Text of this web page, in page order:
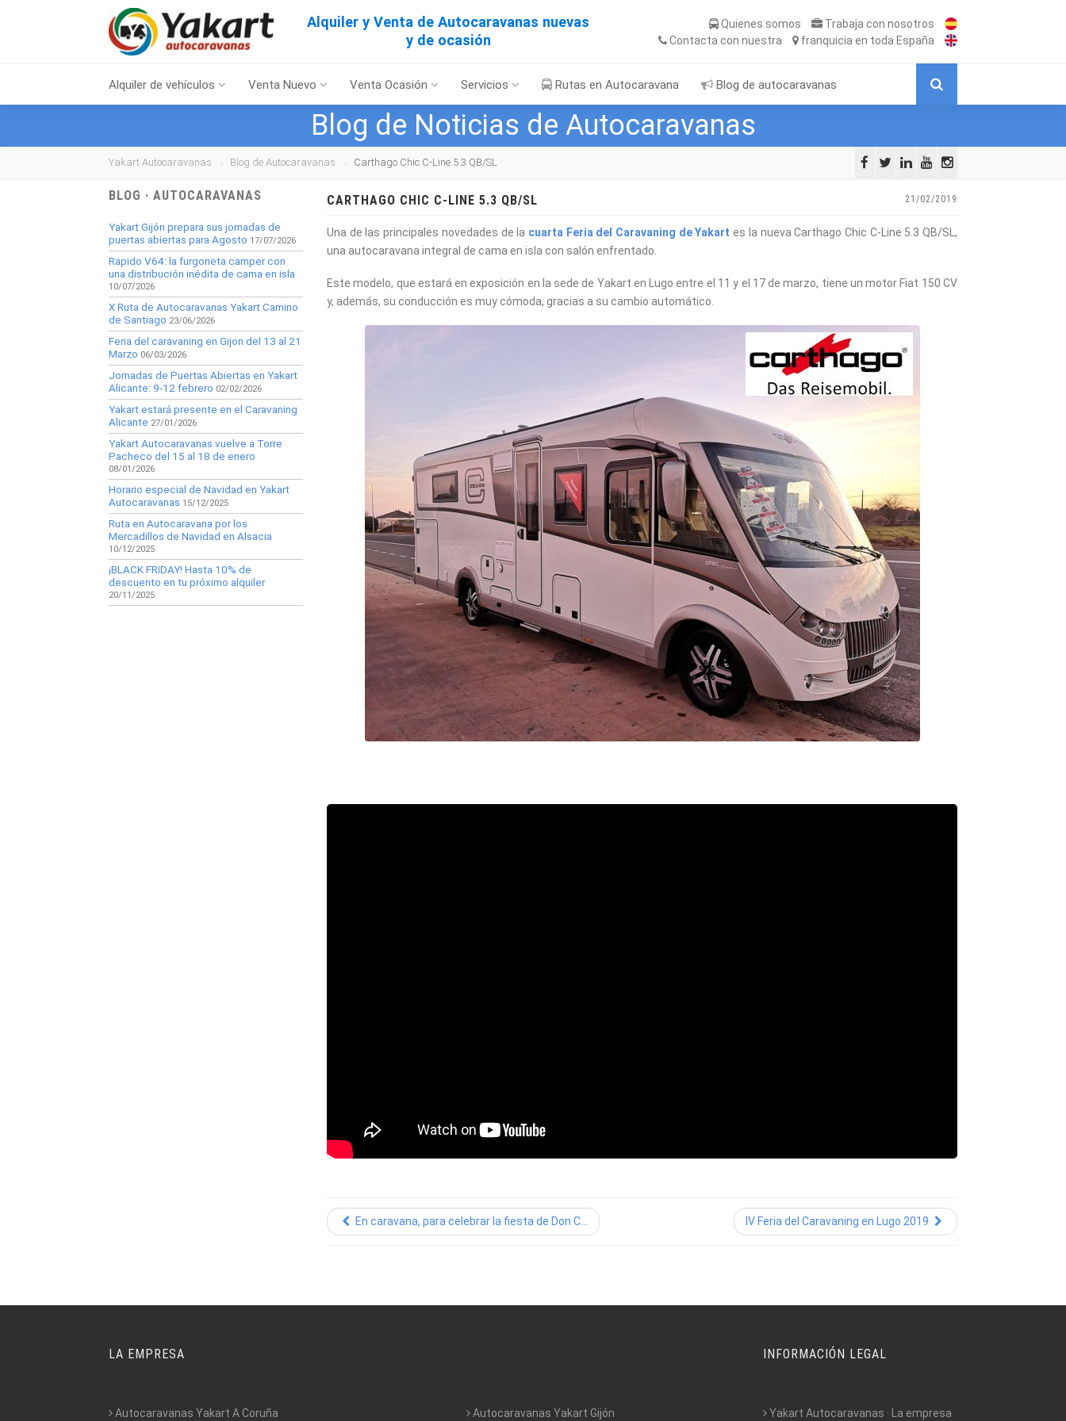
Alquiler y Venta de Autocaravanas nuevas
y de ocasión
Quienes somos Trabaja con nosotros
Contacta con nuestra franquicia en toda España
Alquiler de vehículos Venta Nuevo Venta Ocasión Servicios Rutas en Autocaravana Blog de autocaravanas
Blog de Noticias de Autocaravanas
Yakart Autocaravanas Blog de Autocaravanas Carthago Chic C-Line 5.3 QB/SL
BLOG · AUTOCARAVANAS
Yakart Gijón prepara sus jornadas de
puertas abiertas para Agosto 17/07/2026
Rapido V64: la furgoneta camper con
una distribución inédita de cama en isla
10/07/2026
X Ruta de Autocaravanas Yakart Camino
de Santiago 23/06/2026
Feria del caravaning en Gijon del 13 al 21
Marzo 06/03/2026
Jornadas de Puertas Abiertas en Yakart
Alicante: 9-12 febrero 02/02/2026
Yakart estará presente en el Caravaning
Alicante 27/01/2026
Yakart Autocaravanas vuelve a Torre
Pacheco del 15 al 18 de enero
08/01/2026
Horario especial de Navidad en Yakart
Autocaravanas 15/12/2025
Ruta en Autocaravana por los
Mercadillos de Navidad en Alsacia
10/12/2025
¡BLACK FRIDAY! Hasta 10% de
descuento en tu próximo alquiler
20/11/2025
CARTHAGO CHIC C-LINE 5.3 QB/SL 21/02/2019
Una de las principales novedades de la cuarta Feria del Caravaning de Yakart es la nueva Carthago Chic C-Line 5.3 QB/SL,
una autocaravana integral de cama en isla con salón enfrentado.
Este modelo, que estará en exposición en la sede de Yakart en Lugo entre el 11 y el 17 de marzo, tiene un motor Fiat 150 CV
y, además, su conducción es muy cómoda, gracias a su cambio automático.
En caravana, para celebrar la fiesta de Don C... IV Feria del Caravaning en Lugo 2019
LA EMPRESA
Autocaravanas Yakart A Coruña Autocaravanas Yakart Gijón
INFORMACIÓN LEGAL
Yakart Autocaravanas · La empresa